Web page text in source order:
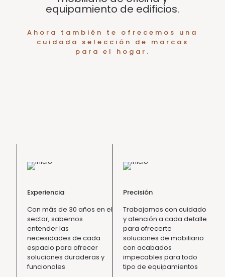
equipamiento de edificios.
Ahora también te ofrecemos una
cuidada selección de marcas
para el hogar.
Experiencia
Con más de 30 años en el
sector, sabemos
entender las
necesidades de cada
espacio para ofrecer
soluciones duraderas y
funcionales
Precisión
Trabajamos con cuidado
y atención a cada detalle
para ofrecerte
soluciones de mobiliario
con acabados
impecables para todo
tipo de equipamientos